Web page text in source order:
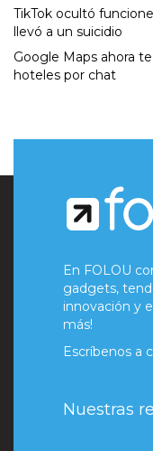
TikTok ocultó
llevó a un suicidio
Google Maps ahora
hoteles por chat
En FOLOU
gadgets,
innovación y
más!
Escríbenos a
Nuestras